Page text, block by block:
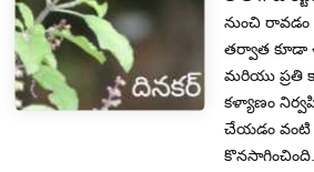
నుంచి
తర్వాత కూడా
మరియు ప్రతి
కళ్యాణం
చేయడం వంటి
కొనసాగించింది.